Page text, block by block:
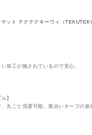
加工が施されているので安心。
】
丸ごと洗濯可能。風合いキープの新